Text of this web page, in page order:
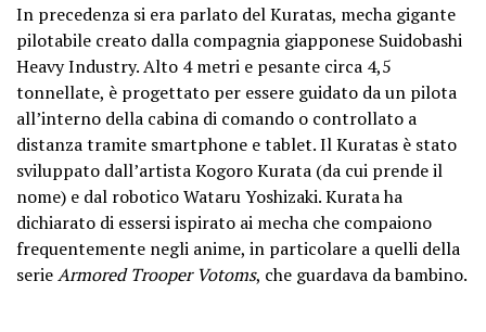
In precedenza si era parlato del Kuratas, mecha gigante
pilotabile creato dalla compagnia giapponese Suidobashi
Heavy Industry. Alto 4 metri e pesante circa 4,5
tonnellate, è progettato per essere guidato da un pilota
all’interno della cabina di comando o controllato a
distanza tramite smartphone e tablet. Il Kuratas è stato
sviluppato dall’artista Kogoro Kurata (da cui prende il
nome) e dal robotico Wataru Yoshizaki. Kurata ha
dichiarato di essersi ispirato ai mecha che compaiono
frequentemente negli anime, in particolare a quelli della
serieArmored Trooper Votoms, che guardava da bambino.